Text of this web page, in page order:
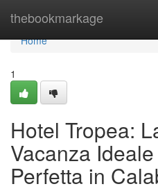
thebookmarkage
Home
Home
1
Hotel Tropea:
Vacanza
Perfetta in